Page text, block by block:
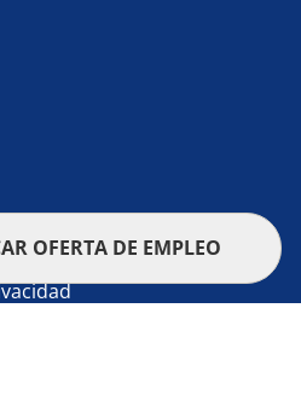
OFERTA DE EMPLEO